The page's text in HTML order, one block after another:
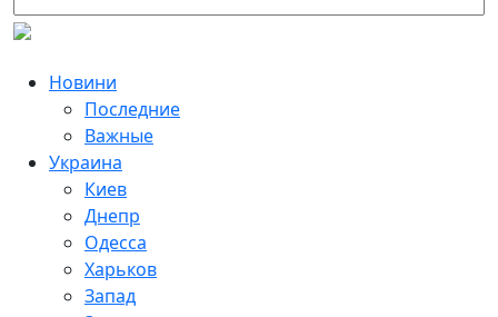
Новини
Последние
Важные
Украина
Киев
Днепр
Одесса
Харьков
Запад